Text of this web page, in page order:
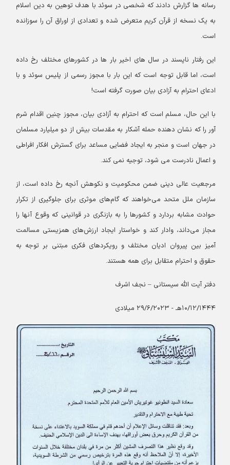
رسانه ها گزارش دادند که شخصی در سوئد با هدف توهین به دین اسلام
به یک نسخه از قرآن کریم متعرض شده و تعدادی از اوراق آن را سوزانده
است.
این رفتار ناپسند در سال های اخیر بار ها در کشورهای مختلف رخ داده
است، اما قابل توجه است که این بار با مجوز رسمی از پلیس سوئد و با
ادعای احترام به آزادی بیان صورت گرفته است!
با این حال، مسلم است که احترام به آزادی بیان، مجوز چنین اقدام شرم
آور را که نشان دهنده حمله آشکار به مقدسات بیش از دو میلیارد مسلمان
در جهان است و منجر به ایجاد فضایی مساعد برای گسترش افکار افراطی
و اعمال نادرست می شود، توجیه نمی کند.
مرجعیت عالی دینی ضمن محکومیت و نکوهش آنچه رخ داده است، از
سازمان ملل متحد می‌خواهند که گام‌های موثری برای جلوگیری از تکرار
حوادث مشابه بردارد و کشورها را به بازنگری در قوانینی که وقوع آنها را
مجاز می‌داند، وادار کند و خواستار ایجاد ارزش‌های همزیستی مسالمت
آمیز بین پیروان ادیان مختلف و رویکردهای فکری مبتنی بر توجه به
حقوق و احترام متقابل برای همه هستند.
دفتر آیت الله سیستانی – نجف اشرف
۱۰/۱۲/۱۴۴۴هـ - ۲۹/۶/۲۰۲۳ میلادی